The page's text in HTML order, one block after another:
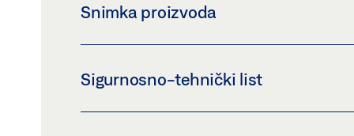
Snimka proizvoda
Preuzmi (PNG)
Sigurnosno-tehnički list